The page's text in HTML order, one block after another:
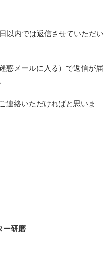
以内では返信させていただい
惑メールに入る）で返信が届
連絡いただければと思いま
ー研磨